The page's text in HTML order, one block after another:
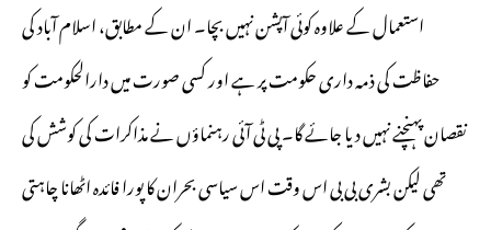
استعمال کے علاوہ کوئی آپشن نہیں بچا۔ ان کے مطابق، اسلام آباد کی
حفاظت کی ذمہ داری حکومت پر ہے اور کسی صورت میں دارالحکومت کو
نقصان پہنچنے نہیں دیا جائے گا۔ پی ٹی آئی رہنماؤں نے مذاکرات کی کوشش کی
تھی لیکن بشری بی بی اس وقت اس سیاسی بحران کا پورا فائدہ اٹھانا چاہتی